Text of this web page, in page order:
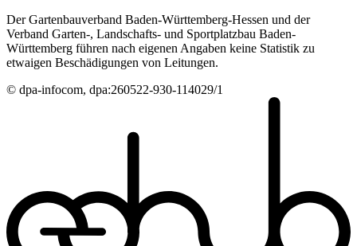
Der Gartenbauverband Baden-Württemberg-Hessen und der
Verband Garten-, Landschafts- und Sportplatzbau Baden-
Württemberg führen nach eigenen Angaben keine Statistik zu
etwaigen Beschädigungen von Leitungen.
© dpa-infocom, dpa:260522-930-114029/1